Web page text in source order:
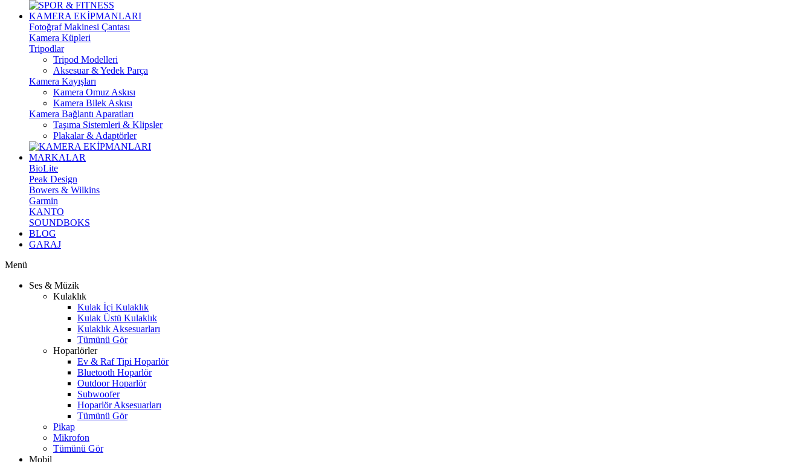
KAMERA EKİPMANLARI
Fotoğraf Makinesi Çantası
Kamera Küpleri
Tripodlar
Tripod Modelleri
Aksesuar & Yedek Parça
Kamera Kayışları
Kamera Omuz Askısı
Kamera Bilek Askısı
Kamera Bağlantı Aparatları
Taşıma Sistemleri & Klipsler
Plakalar & Adaptörler
MARKALAR
BioLite
Peak Design
Bowers & Wilkins
Garmin
KANTO
SOUNDBOKS
BLOG
GARAJ
Menü
Ses & Müzik
Kulaklık
Kulak İçi Kulaklık
Kulak Üstü Kulaklık
Kulaklık Aksesuarları
Tümünü Gör
Hoparlörler
Ev & Raf Tipi Hoparlör
Bluetooth Hoparlör
Outdoor Hoparlör
Subwoofer
Hoparlör Aksesuarları
Tümünü Gör
Pikap
Mikrofon
Tümünü Gör
Mobil